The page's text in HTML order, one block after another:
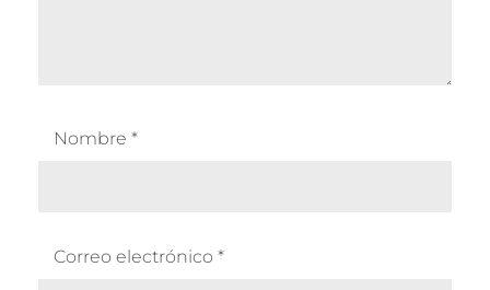
Nombre *
Correo electrónico *